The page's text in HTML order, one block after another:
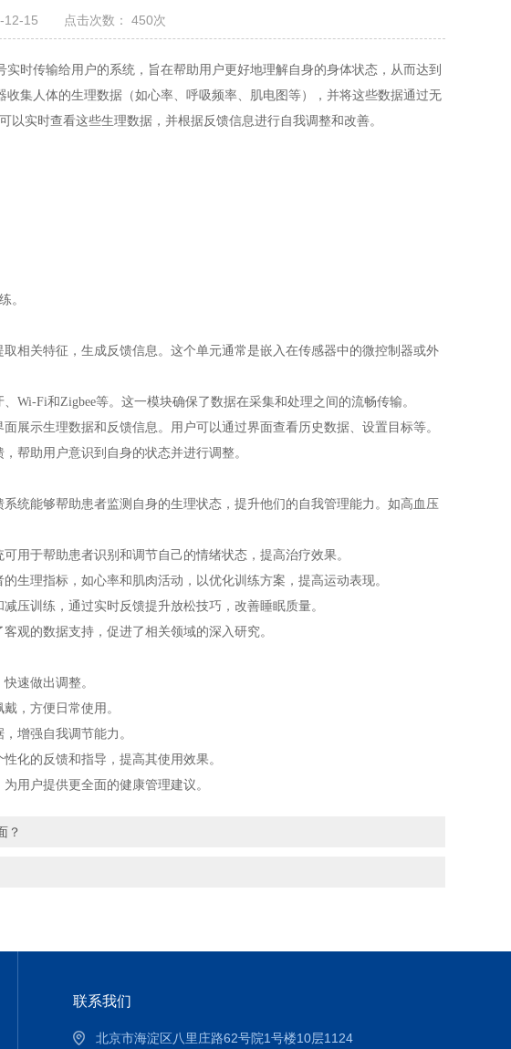
12-15 点击次数： 450次
传输给用户的系统，旨在帮助用户更好地理解自身的身体状态，从而达到
集人体的生理数据（如心率、呼吸频率、肌电图等），并将这些数据通过无
实时查看这些生理数据，并根据反馈信息进行自我调整和改善。
。
关特征，生成反馈信息。这个单元通常是嵌入在传感器中的微控制器或外
Fi和Zigbee等。这一模块确保了数据在采集和处理之间的流畅传输。
示生理数据和反馈信息。用户可以通过界面查看历史数据、设置目标等。
助用户意识到自身的状态并进行调整。
能够帮助患者监测自身的生理状态，提升他们的自我管理能力。如高血压
于帮助患者识别和调节自己的情绪状态，提高治疗效果。
理指标，如心率和肌肉活动，以优化训练方案，提高运动表现。
训练，通过实时反馈提升放松技巧，改善睡眠质量。
的数据支持，促进了相关领域的深入研究。
速做出调整。
，方便日常使用。
增强自我调节能力。
的反馈和指导，提高其使用效果。
户提供更全面的健康管理建议。
？
联系我们
北京市海淀区八里庄路62号院1号楼10层1124